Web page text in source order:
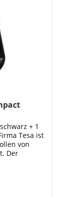
+ 1
Tesa ist
von
Der